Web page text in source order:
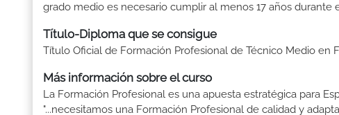
grado medio es necesario cumplir al menos 17 años
Título-Diploma que se consigue
Título Oficial de Formación Profesional de Técnico Medio en
Más información sobre el curso
La Formación Profesional es una apuesta estratégica para
"...necesitamos una Formación Profesional de calidad y